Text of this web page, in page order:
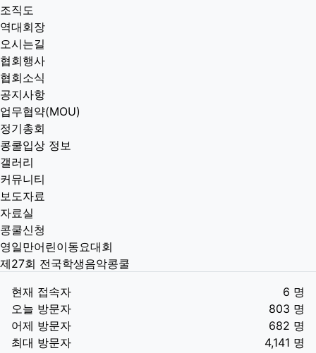
조직도
역대회장
오시는길
협회행사
협회소식
공지사항
업무협약(MOU)
정기총회
콩쿨입상 정보
갤러리
커뮤니티
보도자료
자료실
콩쿨신청
영일만어린이동요대회
제27회 전국학생음악콩쿨
현재 접속자
6 명
오늘 방문자
803 명
어제 방문자
682 명
최대 방문자
4,141 명